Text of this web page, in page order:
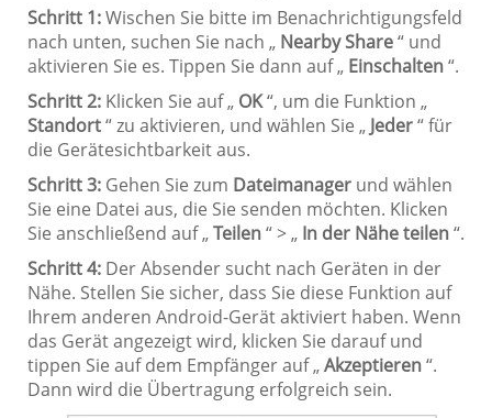
Schritt 1:Wischen Sie bitte im Benachrichtigungsfeld
nach unten, suchen Sie nach „ Nearby Share“ und
aktivieren Sie es. Tippen Sie dann auf „ Einschalten“.
Schritt 2: Klicken Sie auf „ OK“, um die Funktion „
Standort“ zu aktivieren, und wählen Sie „ Jeder“ für
die Gerätesichtbarkeit aus.
Schritt 3: Gehen Sie zum Dateimanager und wählen
Sie eine Datei aus, die Sie senden möchten. Klicken
Sie anschließend auf „Teilen“ > „ In der Nähe teilen“.
Schritt 4: Der Absender sucht nach Geräten in der
Nähe. Stellen Sie sicher, dass Sie diese Funktion auf
Ihrem anderen Android-Gerät aktiviert haben. Wenn
das Gerät angezeigt wird, klicken Sie darauf und
tippen Sie auf dem Empfänger auf „Akzeptieren“.
Dann wird die Übertragung erfolgreich sein.